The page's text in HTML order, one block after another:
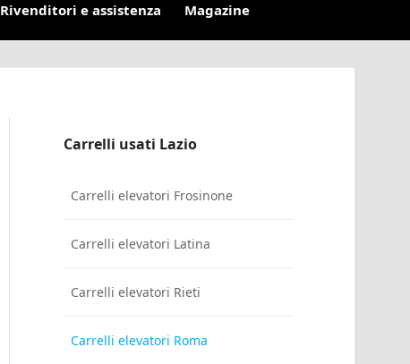
Rivenditori e assistenza Magazine
Carrelli usati Lazio
Carrelli elevatori Frosinone
Carrelli elevatori Latina
Carrelli elevatori Rieti
Carrelli elevatori Roma